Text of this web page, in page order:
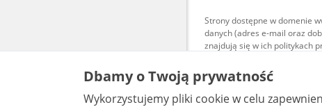
Strony dostępne w domenie
danych (adres e-mail oraz
znajdują się w ich politykach
Treści tekstowe
udostępniane
warunkach
są
Dbamy o Twoją prywatność
Wykorzystujemy pliki cookie w celu